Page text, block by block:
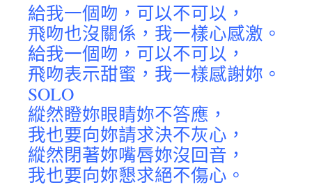
給我一個吻，可以不可以，
飛吻也沒關係，我一樣心感激。
給我一個吻，可以不可以，
飛吻表示甜蜜，我一樣感謝妳。
SOLO
縱然瞪妳眼睛妳不答應，
我也要向妳請求決不灰心，
縱然閉著妳嘴唇妳沒回音，
我也要向妳懇求絕不傷心。